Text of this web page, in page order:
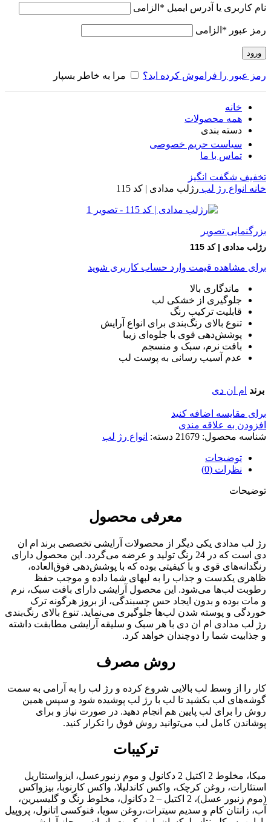
نام کاربری یا آدرس ایمیل * الزامی
رمز عبور * الزامی
ورود
رمز عبور را فراموش کرده اید؟ مرا به خاطر بسپار
خانه
همه محصولات
دسته بندی
سیاست حریم خصوصی
تماس با ما
تخفیف شگفت انگیز
خانه انواع رژ لب رژلب مدادی | کد 115
بزرگنمایی تصویر
رژلب مدادی | کد 115
برای مشاهده قیمت وارد حساب کاربری شوید
ماندگاری بالا
جلوگیری از خشکی لب
قابلیت ترکیب رنگ
تنوع بالای رنگ‌بندی برای انواع آرایش
پوشش‌دهی قوی با جلوه‌ای زیبا
بافت نرم، سبک و منسجم
عدم آسیب‌ رسانی به پوست لب
برند ام ان دی
برای مقایسه اضافه کنید
افزودن به علاقه مندی
شناسه محصول: 21679 دسته: انواع رژ لب
توضیحات
نظرات (0)
توضیحات
معرفی محصول
رژ لب مدادی یکی دیگر از محصولات آرایشی تخصصی برند ام ان
دی است که در 24 رنگ تولید و عرضه می‌گردد. این محصول دارای
رنگدانه‌های قوی و با کیفیتی بوده که با پوشش‌دهی فوق‌العاده،
ظاهری یکدست و جذاب را به لبهای شما داده و موجب حفظ
رطوبت لب‌ها می‌شود. این محصول آرایشی دارای بافت سبک، نرم
و مات بوده و بدون ایجاد حس چسبندگی، از بروز هرگونه ترک
خوردگی و پوسته شدن لب‌ها جلوگیری می‌نماید. تنوع بالای رنگ‌بندی
رژ لب مدادی ام ان دی با هر سبک و سلیقه آرایشی مطابقت داشته
و جذابیت شما را دوچندان خواهد کرد.
روش مصرف
کار را از وسط لب بالایی شروع کرده و رژ لب را به آرامی به سمت
گوشه‌های لب بکشید تا لب با رژ لب پوشیده شود و سپس همین
روش را برای لب پایین هم انجام دهید. در صورت نیاز و برای
پوشاندن کامل لب می‌توانید روش فوق را تکرار کنید.
ترکیبات
میکا، مخلوط 2 اکتیل 2 دکانول و موم زنبورعسل، ایزواستئاریل
استئارات، روغن کرچک، واکس کاندلیلا، واکس کارنوبا، بیزواکس
(موم زنبور عسل)، 2 اکتیل – 2 دکانول، مخلوط رنگ و گلیسیرین،
آب، زانتان کام و سدیم سیترات،روغن سویا، فنوکسی اتانول، پروپیل